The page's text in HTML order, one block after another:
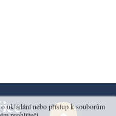
ukládání nebo přístup k souborům